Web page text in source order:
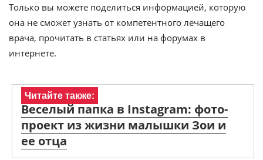
Только вы можете поделиться информацией, которую
она не сможет узнать от компетентного лечащего
врача, прочитать в статьях или на форумах в
интернете.
Читайте также:
Веселый папка в Instagram: фото-
проект из жизни малышки Зои и
ее отца